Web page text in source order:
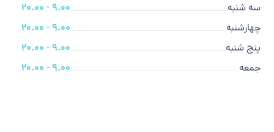
سه شنبه
9.00 - 20.00
چهارشنبه
9.00 - 20.00
پنج شنبه
9.00 - 20.00
جمعه
9.00 - 20.00